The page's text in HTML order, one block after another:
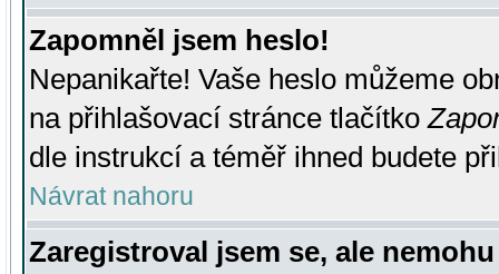
Zapomněl jsem heslo!
Nepanikařte! Vaše heslo můžeme
na přihlašovací stránce tlačítko
dle instrukcí a téměř ihned budete
Návrat nahoru
Zaregistroval jsem se, ale